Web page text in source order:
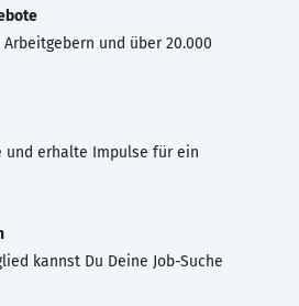
und über 20.000
und erhalte Impulse für ein
kannst Du Deine Job-Suche